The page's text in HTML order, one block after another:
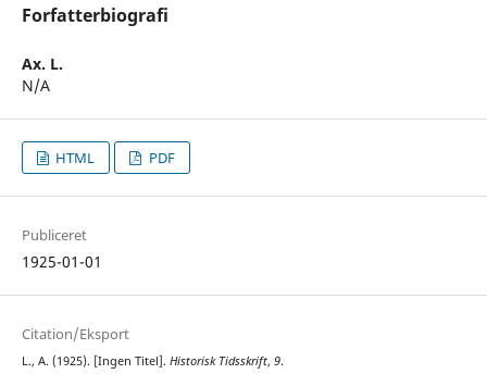
Forfatterbiografi
Ax. L.
N/A
HTML PDF
Publiceret
1925-01-01
Citation/Eksport
L., A. (1925). [Ingen Titel]. Historisk Tidsskrift, 9.